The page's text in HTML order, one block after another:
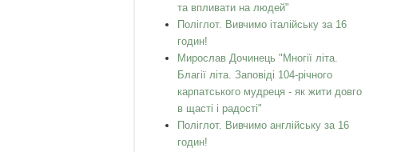
та впливати на людей"
Поліглот. Вивчимо італійську за 16
годин!
Мирослав Дочинець "Многії літа.
Благії літа. Заповіді 104-річного
карпатського мудреця - як жити довго
в щасті і радості"
Поліглот. Вивчимо англійську за 16
годин!